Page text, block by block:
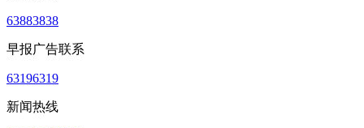
63883838
早报广告联系
63196319
新闻热线